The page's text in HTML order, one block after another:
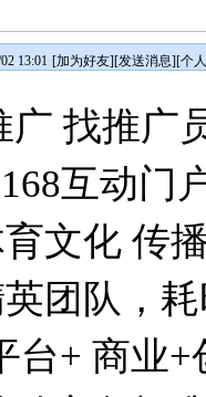
13:01 [加为好友][发送消息][个
广 找推广
互动门
文化 传
团队，
台+ 商业